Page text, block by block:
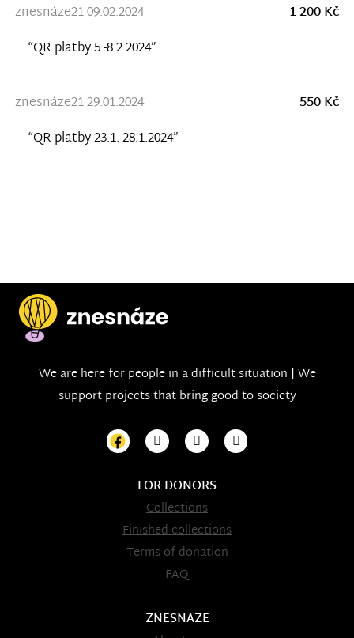
znesnáze21 09.02.2024
1 200 Kč
“QR platby 5.-8.2.2024”
znesnáze21 29.01.2024
550 Kč
“QR platby 23.1.-28.1.2024”
We are here for people in a difficult situation | We
support projects that bring good to society
FOR DONORS
Collections
Finished collections
Terms of donation
FAQ
ZNESNAZE